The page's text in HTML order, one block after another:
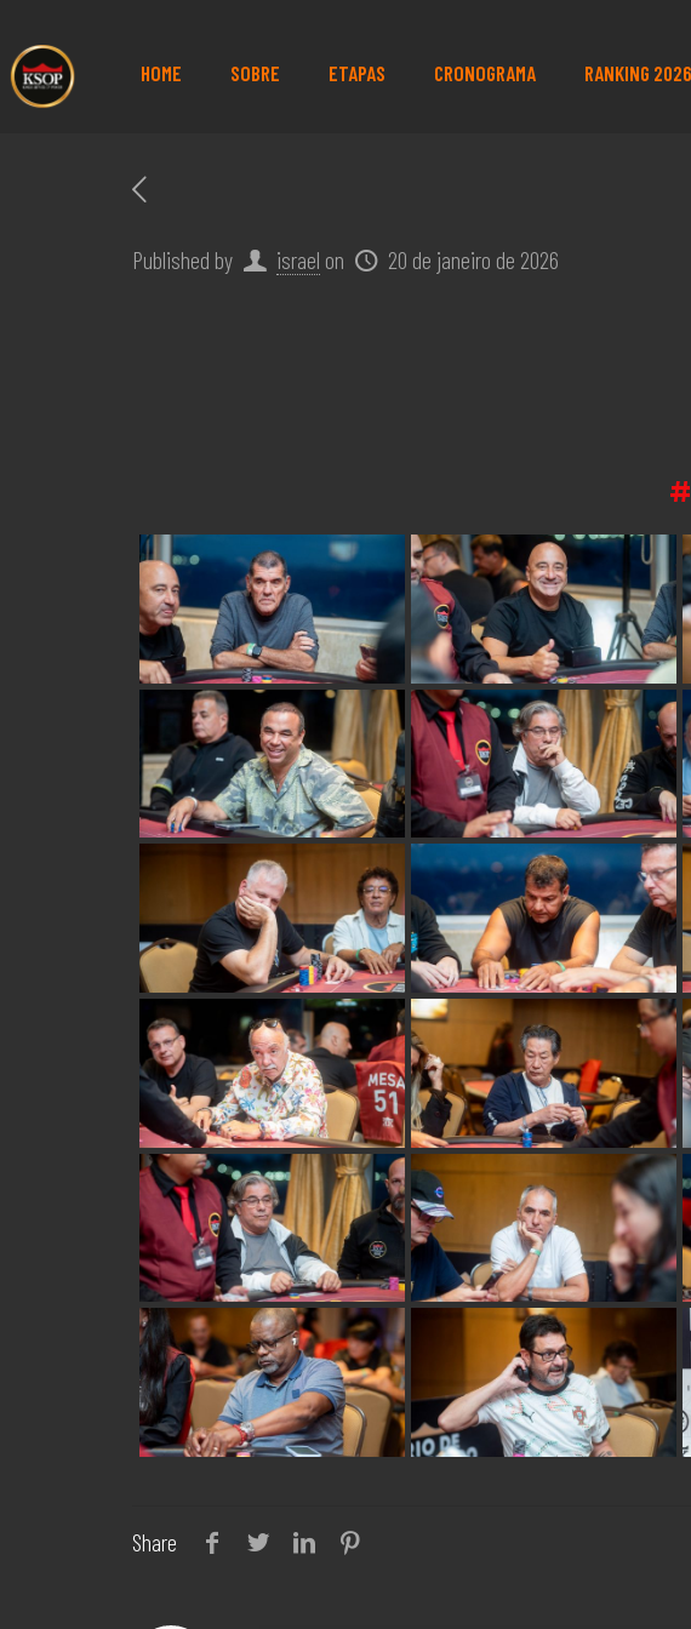
HOME SOBRE ETAPAS CRONOGRAMA RANKING 2026
Published by israel on 20 de janeiro de 2026
Share